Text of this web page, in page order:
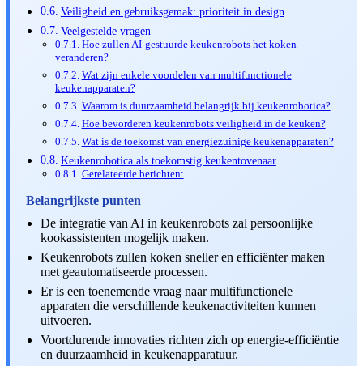
Veiligheid en gebruiksgemak: prioriteit in design
Veelgestelde vragen
Hoe zullen AI-gestuurde keukenrobots het koken
veranderen?
Wat zijn enkele voordelen van multifunctionele
keukenapparaten?
Waarom is duurzaamheid belangrijk bij keukenrobotica?
Hoe bevorderen keukenrobots veiligheid in de keuken?
Wat is de toekomst van energiezuinige keukenapparaten?
Keukenrobotica als toekomstig keukentovenaar
Gerelateerde berichten:
Belangrijkste punten
De integratie van AI in keukenrobots zal persoonlijke
kookassistenten mogelijk maken.
Keukenrobots zullen koken sneller en efficiënter maken
met geautomatiseerde processen.
Er is een toenemende vraag naar multifunctionele
apparaten die verschillende keukenactiviteiten kunnen
uitvoeren.
Voortdurende innovaties richten zich op energie-efficiëntie
en duurzaamheid in keukenapparatuur.